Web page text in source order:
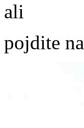
ali
pojdite na